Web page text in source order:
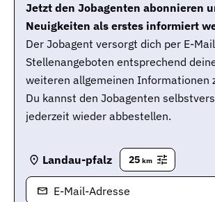
Jetzt den Jobagenten abonnieren
Neuigkeiten als erstes informiert
Der Jobagent versorgt dich per E-
Stellenangeboten entsprechend
weiteren allgemeinen Informationen
Du kannst den Jobagenten
jederzeit wieder abbestellen.
Landau-pfalz 25 km
E-Mail-Adresse